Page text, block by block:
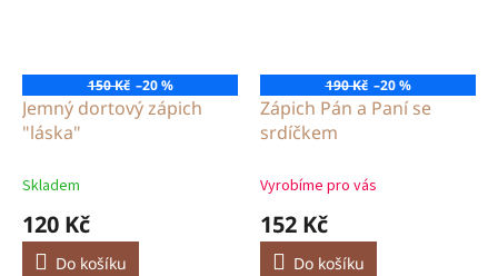
150 Kč –20 %
Jemný dortový zápich
"láska"
Skladem
120 Kč
Do košíku
190 Kč –20 %
Zápich Pán a Paní se
srdíčkem
Vyrobíme pro vás
152 Kč
Do košíku